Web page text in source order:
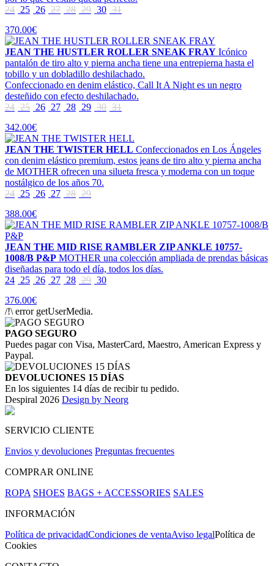
24 25 26 27 28 29 30 31
370.00€
JEAN THE HUSTLER ROLLER SNEAK FRAY Icónico
pantalón de tiro alto y pierna ancha tiene una entrepierna hasta el
tobillo y un dobladillo deshilachado.
Confeccionado en denim elástico, Call It A Night es un negro
desteñido con efecto deshilachado.
24 25 26 27 28 29 30 31
342.00€
JEAN THE TWISTER HELL Confeccionados en Los Ángeles
con denim elástico premium, estos jeans de tiro alto y pierna ancha
de MOTHER ofrecen una silueta fresca y moderna con un toque
nostálgico de los años 70.
24 25 26 27 28 29
388.00€
JEAN THE MID RISE RAMBLER ZIP ANKLE 10757-
1008/B P&P MOTHER una colección ampliada de prendas básicas
diseñadas para todo el día, todos los días.
24 25 26 27 28 29 30
376.00€
/!\ error getUserMedia.
PAGO SEGURO
Puedes pagar con Visa, MasterCard, Maestro, American Express y
Paypal.
DEVOLUCIONES 15 DÍAS
En los siguientes 14 días de recibir tu pedido.
Despiral 2026 Design by Neorg
SERVICIO CLIENTE
Envios y devoluciones Preguntas frecuentes
COMPRAR ONLINE
ROPA SHOES BAGS + ACCESSORIES SALES
INFORMACIÓN
Política de privacidadCondiciones de ventaAviso legalPolítica de
Cookies